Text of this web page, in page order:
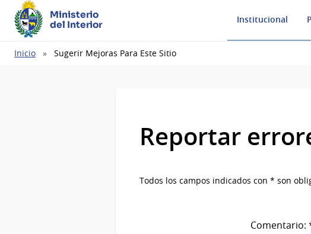
Ministerio
del Interior
Institucional
Ruta
Inicio Sugerir Mejoras Para Este Sitio
Reportar
Todos los campos indicados con * son
Comentario: